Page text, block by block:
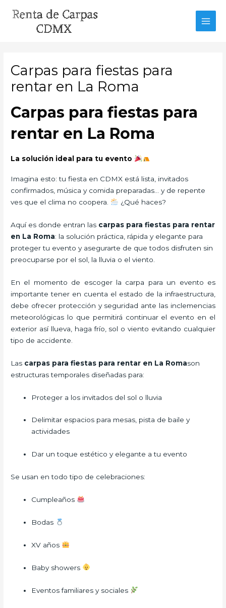
Carpas para fiestas para
rentar en La Roma
Carpas para fiestas para
rentar en La Roma
La solución ideal para tu evento
Imagina esto: tu fiesta en CDMX está lista, invitados
confirmados, música y comida preparadas… y de repente
ves que el clima no coopera.
¿Qué haces?
Aquí es donde entran las carpas para fiestas para rentar
en La Roma: la solución práctica, rápida y elegante para
proteger tu evento y asegurarte de que todos disfruten sin
preocuparse por el sol, la lluvia o el viento.
En el momento de escoger la carpa para un evento es
importante tener en cuenta el estado de la infraestructura,
debe ofrecer protección y seguridad ante las inclemencias
meteorológicas lo que permitirá continuar el evento en el
exterior así llueva, haga frío, sol o viento evitando cualquier
tipo de accidente.
Las carpas para fiestas para rentar en La Romason
estructuras temporales diseñadas para:
Proteger a los invitados del sol o lluvia
Delimitar espacios para mesas, pista de baile y
actividades
Dar un toque estético y elegante a tu evento
Se usan en todo tipo de celebraciones:
Cumpleaños
Bodas
XV años
Baby showers
Eventos familiares y sociales